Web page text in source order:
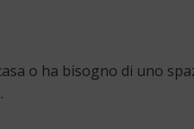
o ha bisogno di uno